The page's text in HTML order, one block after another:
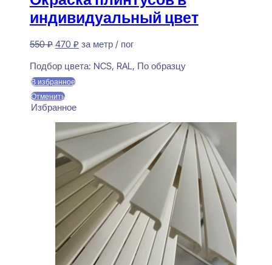
индивидуальный цвет
550₽ Первоначальная
составляла
550 ₽.
470 ₽Текущая
470 ₽.
за метр / пог
Подбор цвета: NCS, RAL, По образцу
В избранное
Отменить
Избранное